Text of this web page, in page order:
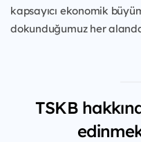
kapsayıcı ekonomik
dokunduğumuz her
TSKB